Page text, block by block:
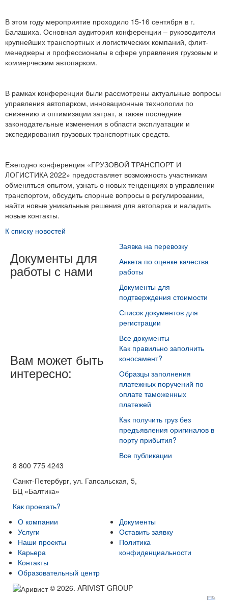
В этом году мероприятие проходило 15-16 сентября в г.
Балашиха. Основная аудитория конференции – руководители
крупнейших транспортных и логистических компаний, флит-
менеджеры и профессионалы в сфере управления грузовым и
коммерческим автопарком.
В рамках конференции были рассмотрены актуальные вопросы
управления автопарком, инновационные технологии по
снижению и оптимизации затрат, а также последние
законодательные изменения в области эксплуатации и
экспедирования грузовых транспортных средств.
Ежегодно конференция «ГРУЗОВОЙ ТРАНСПОРТ И
ЛОГИСТИКА 2022» предоставляет возможность участникам
обменяться опытом, узнать о новых тенденциях в управлении
транспортом, обсудить спорные вопросы в регулировании,
найти новые уникальные решения для автопарка и наладить
новые контакты.
К списку новостей
Документы для
работы с нами
Заявка на перевозку
Анкета по оценке качества
работы
Документы для
подтверждения стоимости
Список документов для
регистрации
Все документы
Вам может быть
интересно:
Как правильно заполнить
коносамент?
Образцы заполнения
платежных поручений по
оплате таможенных
платежей
Как получить груз без
предъявления оригиналов в
порту прибытия?
Все публикации
8 800 775 4243
Санкт-Петербург, ул. Гапсальская, 5,
БЦ «Балтика»
Как проехать?
О компании
Услуги
Наши проекты
Карьера
Контакты
Образовательный центр
Документы
Оставить заявку
Политика
конфиденциальности
© 2026. ARIVIST GROUP